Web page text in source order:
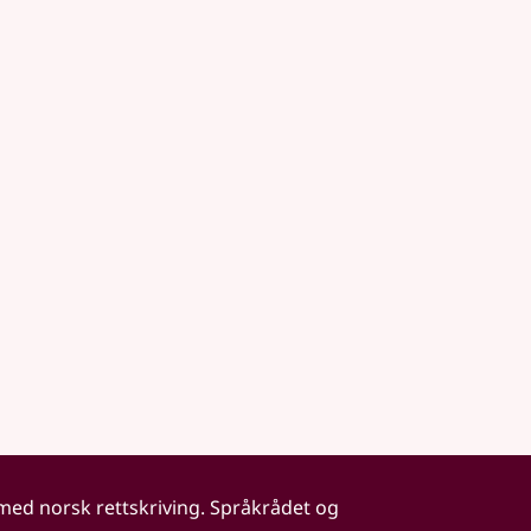
norsk rettskriving. Språkrådet og